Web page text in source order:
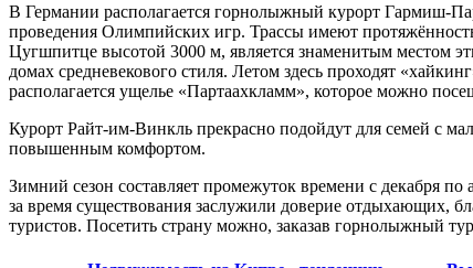
В Германии располагается горнолыжный курорт Гармиш-
проведения Олимпийских игр. Трассы имеют
Цугшпитце высотой 3000 м, является знаменитым местом
домах средневекового стиля. Летом здесь проходят
располагается ущелье «Партаахкламм», которое можно
Курорт Райт-им-Винкль прекрасно подойдут для семей с
повышенным комфортом.
Зимний сезон составляет промежуток времени с декабря по
за время существования заслужили доверие отдыхающих,
туристов. Посетить страну можно, заказав горнолыжный